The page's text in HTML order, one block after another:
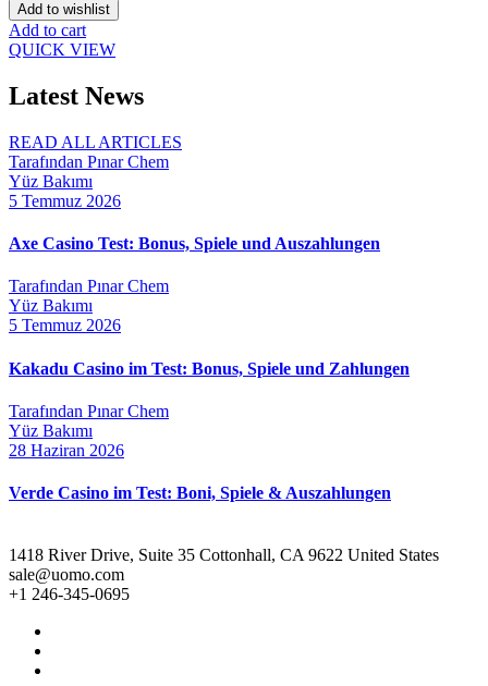
Add to wishlist
Add to cart
QUICK VIEW
Latest News
READ ALL ARTICLES
Tarafından Pınar Chem
Yüz Bakımı
5 Temmuz 2026
Axe Casino Test: Bonus, Spiele und Auszahlungen
Tarafından Pınar Chem
Yüz Bakımı
5 Temmuz 2026
Kakadu Casino im Test: Bonus, Spiele und Zahlungen
Tarafından Pınar Chem
Yüz Bakımı
28 Haziran 2026
Verde Casino im Test: Boni, Spiele & Auszahlungen
1418 River Drive, Suite 35 Cottonhall, CA 9622 United States
sale@uomo.com
+1 246-345-0695